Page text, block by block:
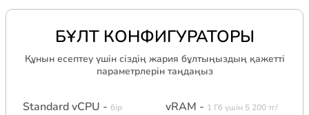
БҰЛТ КОНФИГУРАТОРЫ
Құнын есептеу үшін сіздің жария бұлтыңыздың қажетті
параметрлерін таңдаңыз
Standard vCPU - бір
vRAM - 1 Гб үшін 5 200 тг/